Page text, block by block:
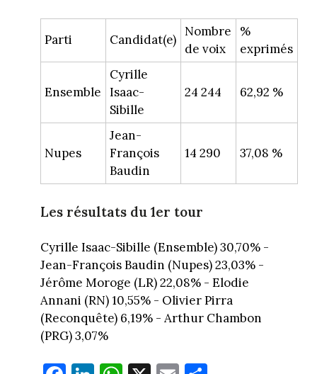
Parti Candidat(e)
Nombre
de voix
%
exprimés
Ensemble
Cyrille
Isaac-
Sibille
24 244 62,92 %
Nupes
Jean-
François
Baudin
14 290 37,08 %
Les résultats du 1er tour
Cyrille Isaac-Sibille (Ensemble) 30,70% -
Jean-François Baudin (Nupes) 23,03% -
Jérôme Moroge (LR) 22,08% - Elodie
Annani (RN) 10,55% - Olivier Pirra
(Reconquête) 6,19% - Arthur Chambon
(PRG) 3,07%